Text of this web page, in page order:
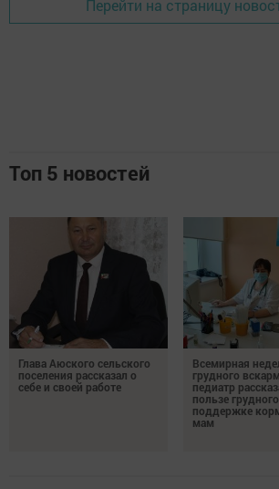
Перейти на страницу
Топ 5 новостей
Глава Аюского сельского
поселения рассказал о
себе и своей работе
Всемирная
грудного
педиатр
пользе
поддержке
мам